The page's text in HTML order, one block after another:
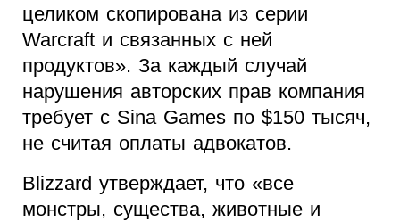
целиком скопирована из серии
Warcraft и связанных с ней
продуктов». За каждый случай
нарушения авторских прав компания
требует с Sina Games по $150 тысяч,
не считая оплаты адвокатов.
Blizzard утверждает, что «все
монстры, существа, животные и